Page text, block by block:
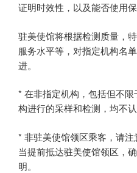
证明时效性，以及能否使用
驻美使馆将根据检测质量，
服务水平等，对指定机构名
进。
* 在非指定机构，包括但不
构进行的采样和检测，均不认
* 非驻美使馆领区乘客，请
当提前抵达驻美使馆领区，
明。